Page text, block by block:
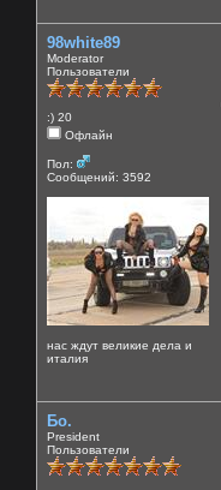
98white89
Moderator
Пользователи
:) 20
Офлайн
Пол:
Сообщений: 3592
нас ждут великие дела и
италия
Бо.
President
Пользователи